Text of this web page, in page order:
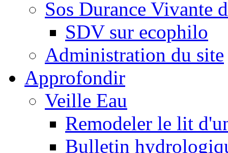
Sos Durance Vivante
SDV sur ecophilo
Administration du site
Approfondir
Veille Eau
Remodeler le lit
Bulletin